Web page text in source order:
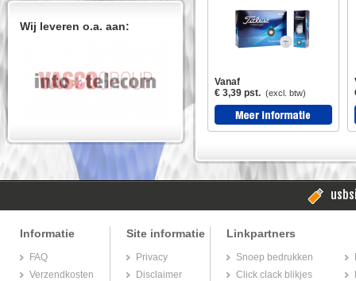
Wij leveren o.a. aan:
Vanaf
€ 3,39 pst. (excl. btw)
Informatie
FAQ
Verzendkosten
Site informatie
Privacy
Disclaimer
Linkpartners
Snoep bedrukken
Click clack blikjes